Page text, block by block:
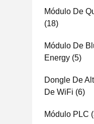
Módulo De
(18)
Módulo De
Energy (5)
Dongle De
De WiFi (6)
Módulo PLC